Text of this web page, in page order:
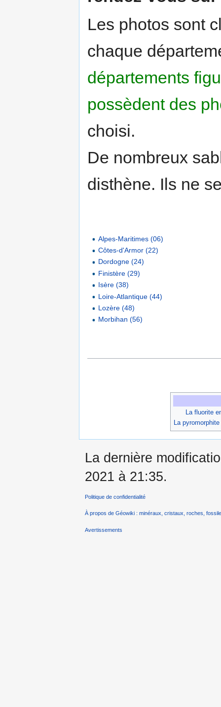
Les photos sont
chaque
départements
possèdent des
choisi.
De nombreux
disthène. Ils ne
Alpes-Maritimes (06)
Côtes-d'Armor (22)
Dordogne (24)
Finistère (29)
Isère (38)
Loire-Atlantique (44)
Lozère (48)
Morbihan (56)
La fluorite
La
La dernière
2021 à 21:35.
Politique de confidentialité
À propos de Géowiki : minéraux, cristaux, roches,
Avertissements